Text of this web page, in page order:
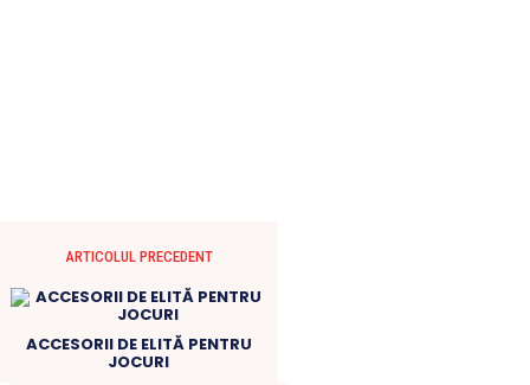
ARTICOLUL PRECEDENT
ACCESORII DE ELITĂ PENTRU
JOCURI